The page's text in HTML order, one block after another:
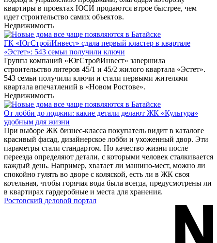
квартиры в проектах ЮСИ продаются втрое быстрее, чем
идет строительство самих объектов.
Недвижимость
ГК «ЮгСтройИнвест» сдала первый кластер в квартале
«Эстет»: 543 семьи получили ключи
Группа компаний «ЮгСтройИнвест» завершила
строительство литеров 45/1 и 45/2 жилого квартала «Эстет».
543 семьи получили ключи и стали первыми жителями
квартала впечатлений в «Новом Ростове».
Недвижимость
От лобби до лоджии: какие детали делают ЖК «Культура»
удобным для жизни
При выборе ЖК бизнес-класса покупатель видит в каталоге
красивый фасад, дизайнерское лобби и ухоженный двор. Эти
параметры стали стандартом. Но качество жизни после
переезда определяют детали, с которыми человек сталкивается
каждый день. Например, хватает ли машино-мест, можно ли
спокойно гулять во дворе с коляской, есть ли в ЖК своя
котельная, чтобы горячая вода была всегда, предусмотрены ли
в квартирах гардеробные и места для хранения.
Ростовский деловой портал